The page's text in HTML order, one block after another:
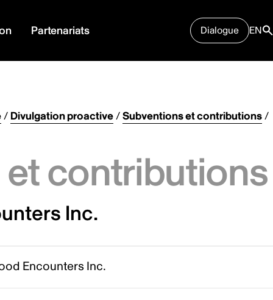
Partenariats Dialogue EN
/ Divulgation proactive/Subventions et contributions/
contributions
Inc.
Encounters Inc.